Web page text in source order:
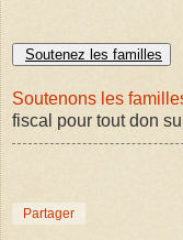
Soutenez les familles
Soutenons les
fiscal pour tout don
Partager